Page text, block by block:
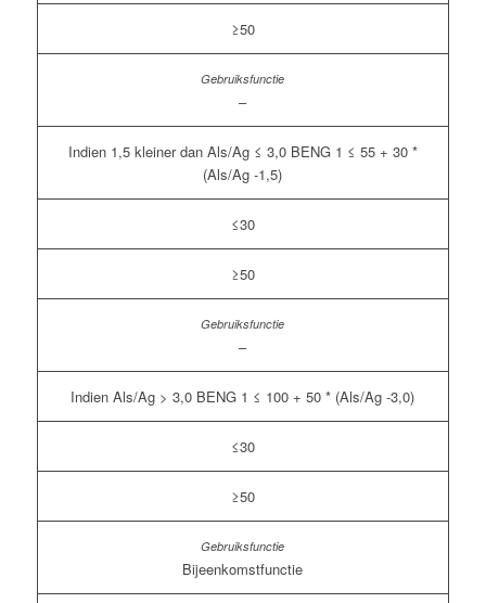
≥50
–
Indien 1,5 kleiner dan Als/Ag ≤ 3,0 BENG 1 ≤ 55 + 30 *
(Als/Ag -1,5)
≤30
≥50
–
Indien Als/Ag > 3,0 BENG 1 ≤ 100 + 50 * (Als/Ag -3,0)
≤30
≥50
Bijeenkomstfunctie